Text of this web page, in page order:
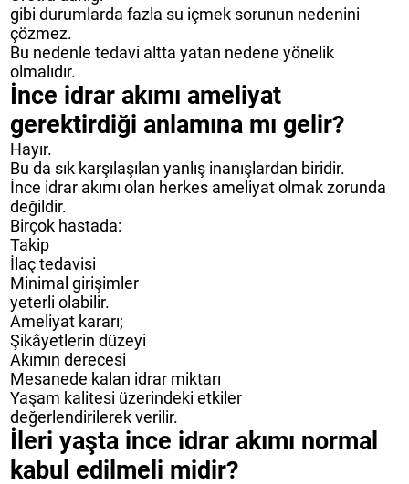
gibi durumlarda fazla su içmek sorunun nedenini
çözmez.
Bu nedenle tedavi altta yatan nedene yönelik
olmalıdır.
İnce idrar akımı ameliyat
gerektirdiği anlamına mı gelir?
Hayır.
Bu da sık karşılaşılan yanlış inanışlardan biridir.
İnce idrar akımı olan herkes ameliyat olmak zorunda
değildir.
Birçok hastada:
Takip
İlaç tedavisi
Minimal girişimler
yeterli olabilir.
Ameliyat kararı;
Şikâyetlerin düzeyi
Akımın derecesi
Mesanede kalan idrar miktarı
Yaşam kalitesi üzerindeki etkiler
değerlendirilerek verilir.
İleri yaşta ince idrar akımı normal
kabul edilmeli midir?